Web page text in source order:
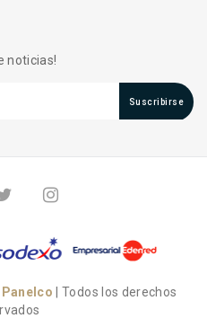
noticias!
Suscribirse
| Todos los derechos